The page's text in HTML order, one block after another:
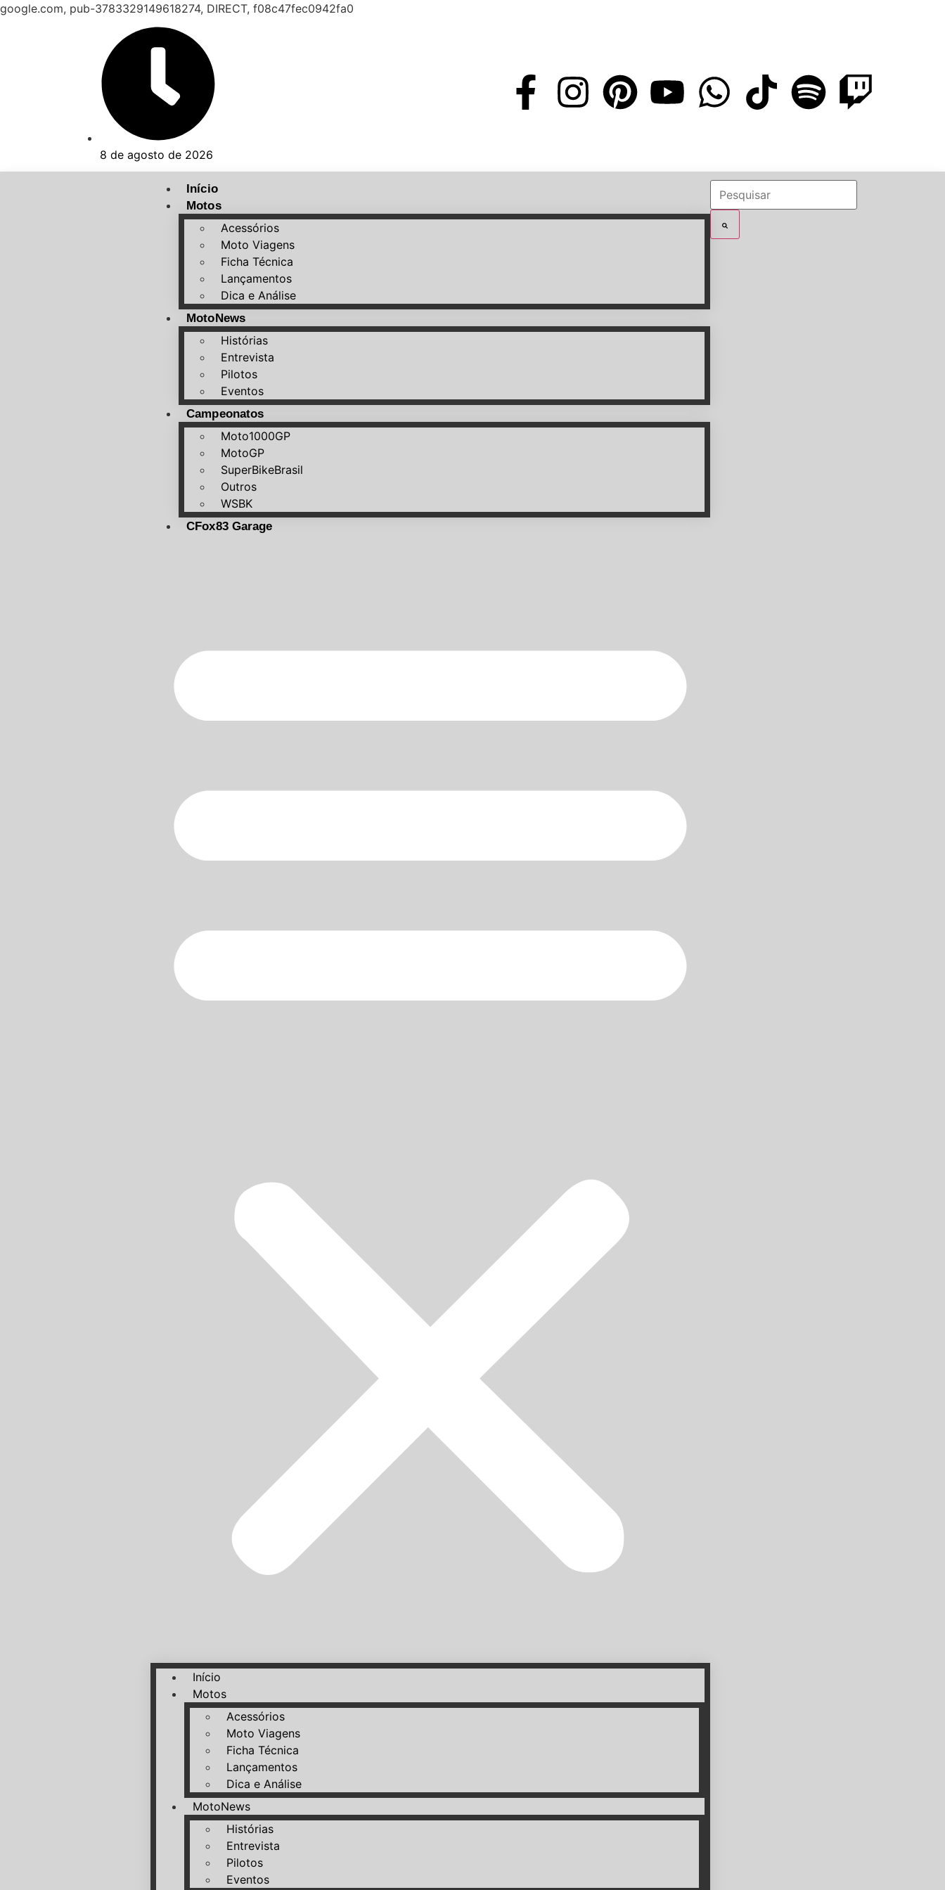
google.com, pub-3783329149618274, DIRECT, f08c47fec0942fa0
8 de agosto de 2026
Início
Motos
Acessórios
Moto Viagens
Ficha Técnica
Lançamentos
Dica e Análise
MotoNews
Histórias
Entrevista
Pilotos
Eventos
Campeonatos
Moto1000GP
MotoGP
SuperBikeBrasil
Outros
WSBK
CFox83 Garage
Início
Motos
Acessórios
Moto Viagens
Ficha Técnica
Lançamentos
Dica e Análise
MotoNews
Histórias
Entrevista
Pilotos
Eventos